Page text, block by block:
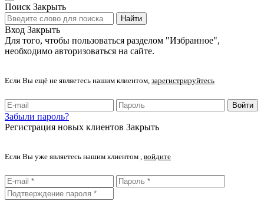
Поиск Закрыть
Найти
Вход Закрыть
Для того, чтобы пользоваться разделом "Избранное",
необходимо авторизоваться на сайте.
Если Вы ещё не являетесь нашим клиентом, зарегистрируйтесь
Войти
Забыли пароль?
Регистрация новых клиентов Закрыть
Если Вы уже являетесь нашим клиентом , войдите